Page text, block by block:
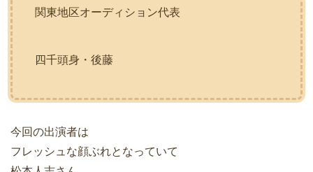
関東地区オーディション代表
四千頭身・後藤
今回の出演者は
フレッシュな顔ぶれとなっていて